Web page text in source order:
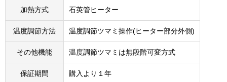
加熱方式 石英管ヒーター
温度調節方法 温度調節ツマミ操作(ヒーター部分外側)
その他機能 温度調節ツマミは無段階可変方式
保証期間 購入より１年